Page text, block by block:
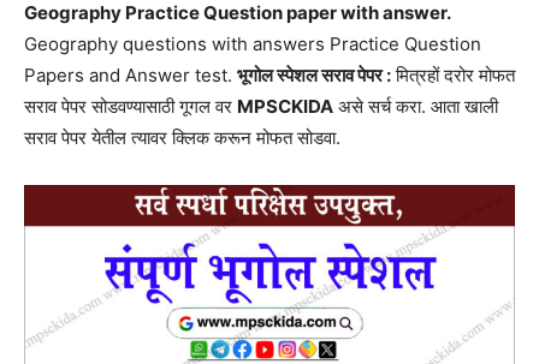
Geography Practice Question paper with answer.
Geography questions with answers Practice Question
Papers and Answer test. भूगोल स्पेशल सराव पेपर :मित्रहों दरोर मोफत
सराव पेपर सोडवण्यासाठी गूगल वर MPSCKIDA असे सर्च करा. आता खाली
सराव पेपर येतील त्यावर क्लिक करून मोफत सोडवा.